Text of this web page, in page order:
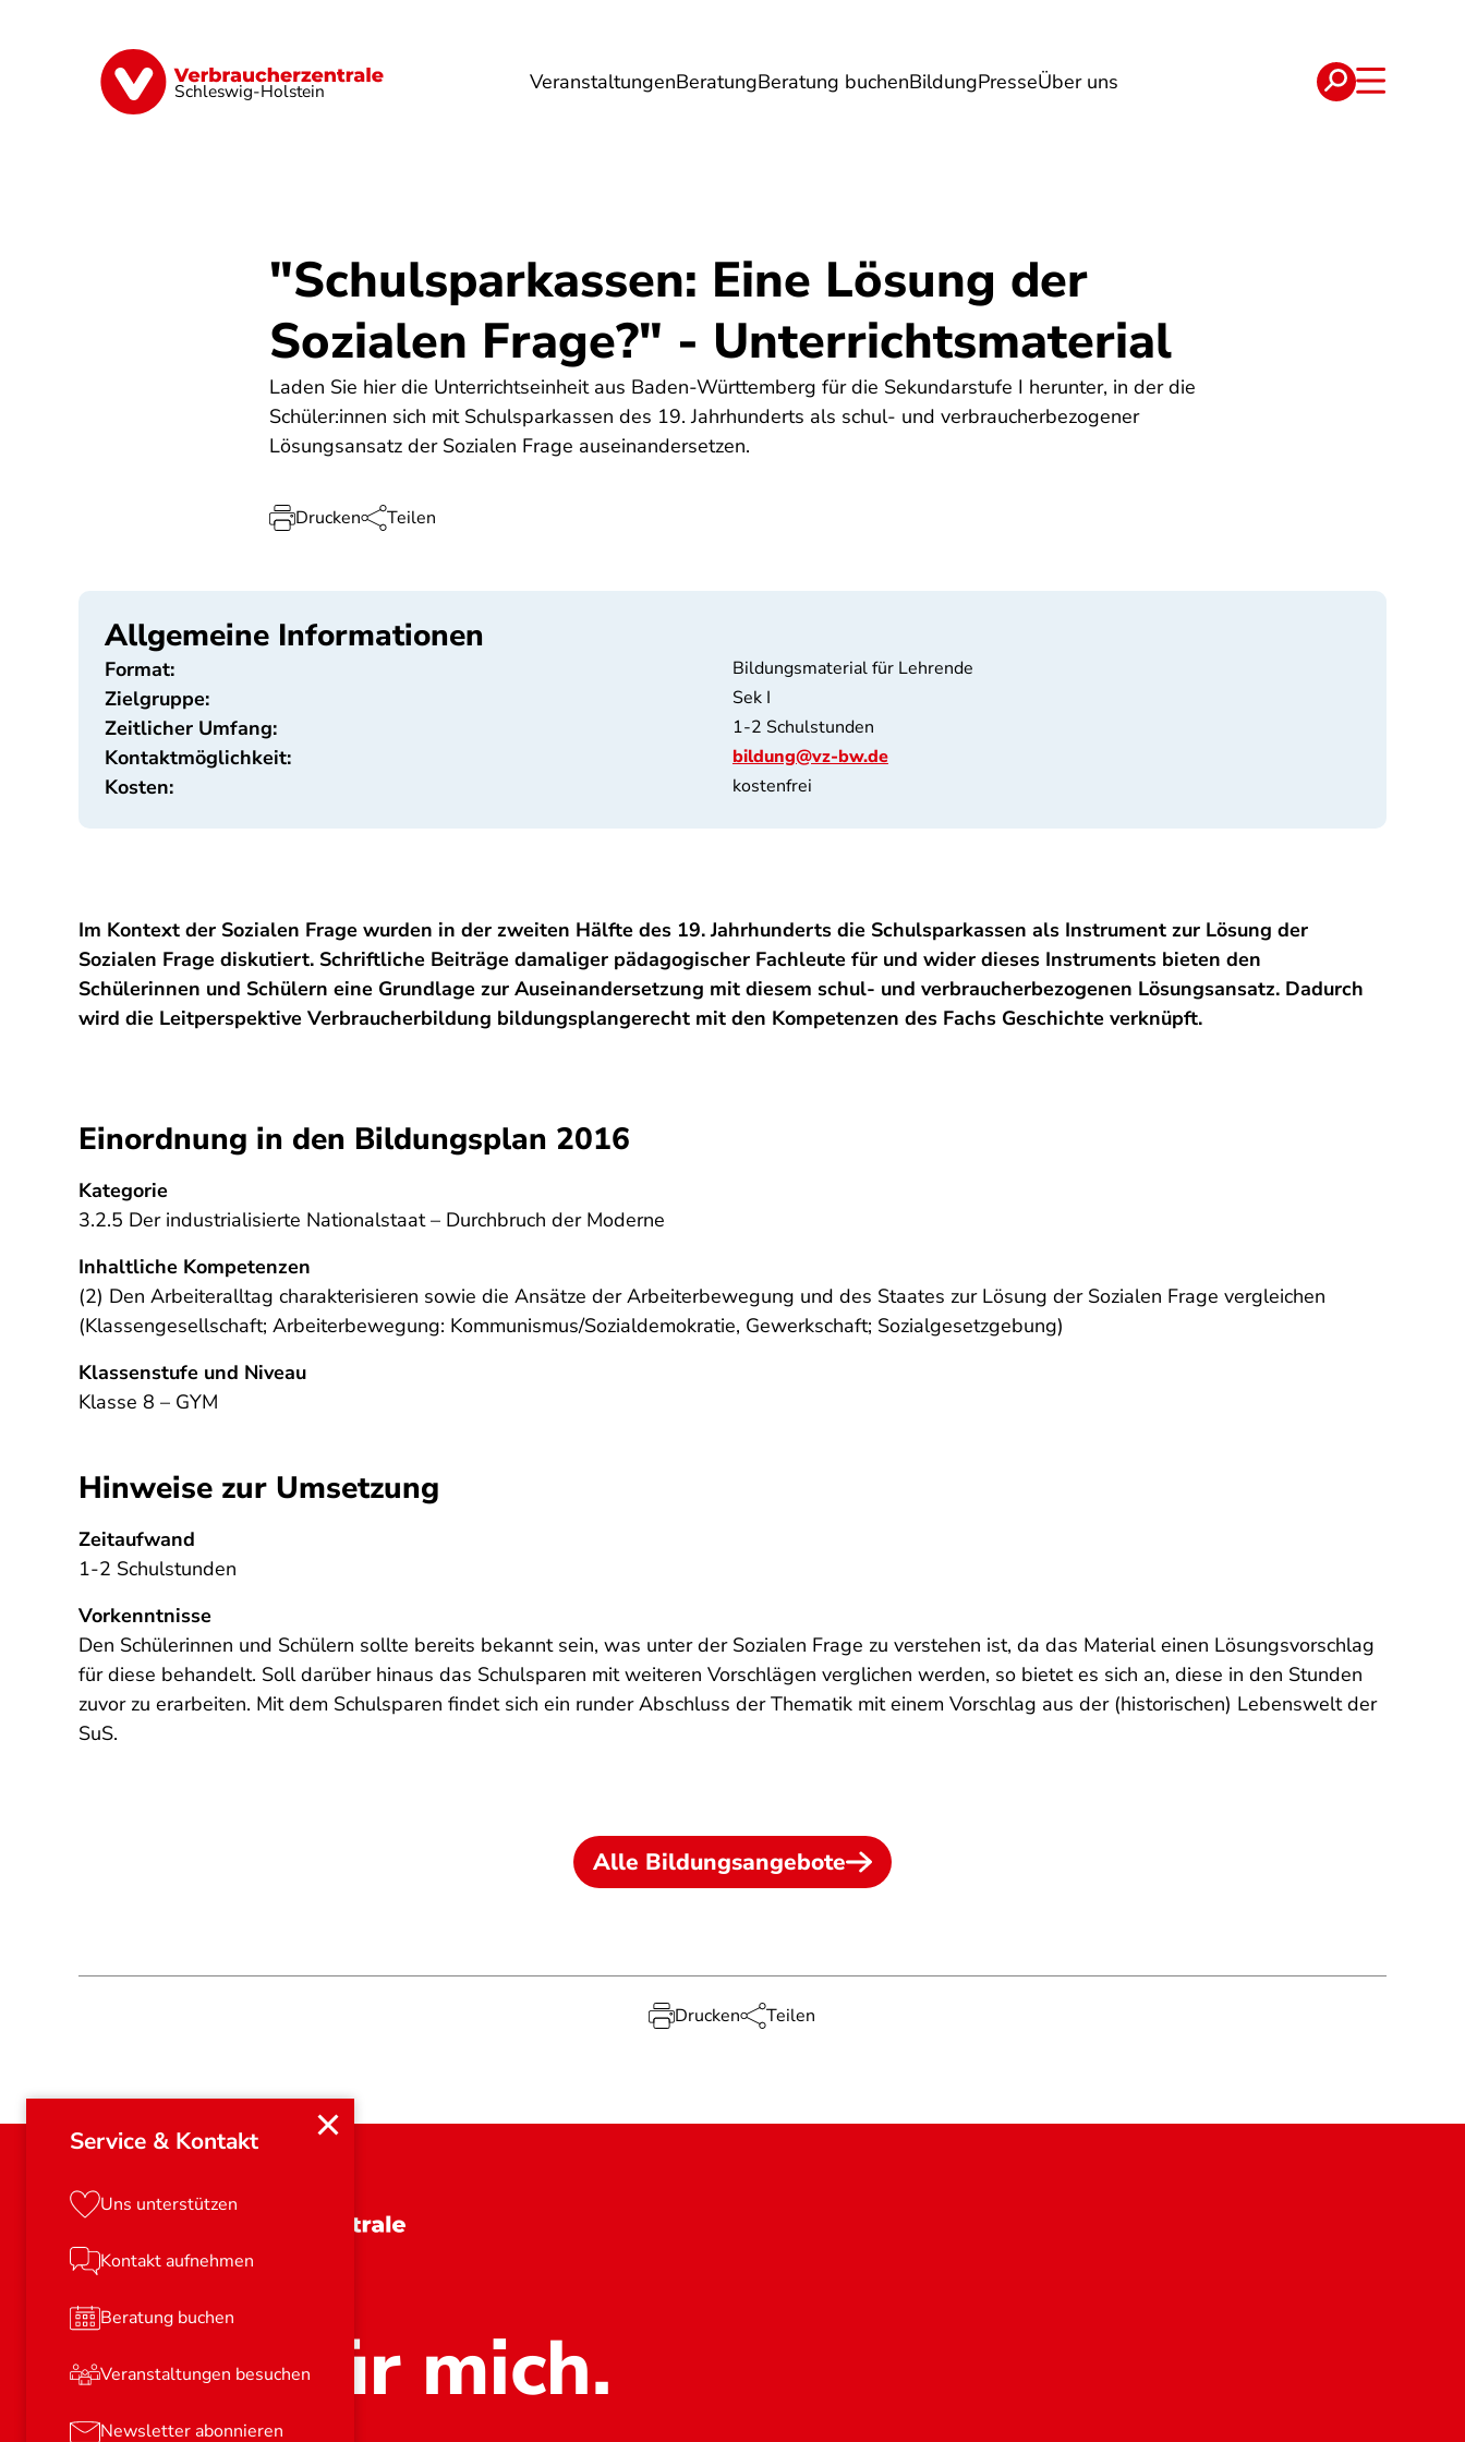
Schleswig-Holstein VeranstaltungenBeratungBeratung buchenBildungPresseÜber uns
Finanzen Digitales Lebensmittel Umwelt Gesundheit Energie Reise Verträge
Service & Kontakt
Uns unterstützen
Kontakt aufnehmen
Beratung buchen
Veranstaltungen besuchen
Newsletter abonnieren
"Schulsparkassen: Eine Lösung der
Sozialen Frage?" - Unterrichtsmaterial
Laden Sie hier die Unterrichtseinheit aus Baden-Württemberg für die Sekundarstufe I herunter, in der die
Schüler:innen sich mit Schulsparkassen des 19. Jahrhunderts als schul-­ und verbraucherbezogener
Lösungsansatz der Sozialen Frage auseinandersetzen.
Drucken Teilen
Allgemeine Informationen
Format: Bildungsmaterial für Lehrende
Zielgruppe: Sek I
Zeitlicher Umfang: 1-2 Schulstunden
Kontaktmöglichkeit: bildung@vz-bw.de
Kosten: kostenfrei
Im Kontext der Sozialen Frage wurden in der zweiten Hälfte des 19. Jahrhunderts die Schulsparkassen als Instrument zur Lösung der
Sozialen Frage diskutiert. Schriftliche Beiträge damaliger pädagogischer Fachleute für und wider dieses Instruments bieten den
Schülerinnen und Schülern eine Grundlage zur Auseinandersetzung mit diesem schul-­ und verbraucherbezogenen Lösungsansatz. Dadurch
wird die Leitperspektive Verbraucherbildung bildungsplangerecht mit den Kompetenzen des Fachs Geschichte verknüpft.
Einordnung in den Bildungsplan 2016
Kategorie
3.2.5 Der industrialisierte Nationalstaat – Durchbruch der Moderne
Inhaltliche Kompetenzen
(2) Den Arbeiteralltag charakterisieren sowie die Ansätze der Arbeiterbewegung und des Staates zur Lösung der Sozialen Frage vergleichen
(Klassengesellschaft; Arbeiterbewegung: Kommunismus/Sozialdemokratie, Gewerkschaft; Sozialgesetzgebung)
Klassenstufe und Niveau
Klasse 8 – GYM
Hinweise zur Umsetzung
Zeitaufwand
1-2 Schulstunden
Vorkenntnisse
Den Schülerinnen und Schülern sollte bereits bekannt sein, was unter der Sozialen Frage zu verstehen ist, da das Material einen Lösungsvorschlag
für diese behandelt. Soll darüber hinaus das Schulsparen mit weiteren Vorschlägen verglichen werden, so bietet es sich an, diese in den Stunden
zuvor zu erarbeiten. Mit dem Schulsparen findet sich ein runder Abschluss der Thematik mit einem Vorschlag aus der (historischen) Lebenswelt der
SuS.
Alle Bildungsangebote
Drucken Teilen
Stark für mich.